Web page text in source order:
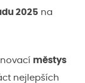
2025 na
městys
nejlepších